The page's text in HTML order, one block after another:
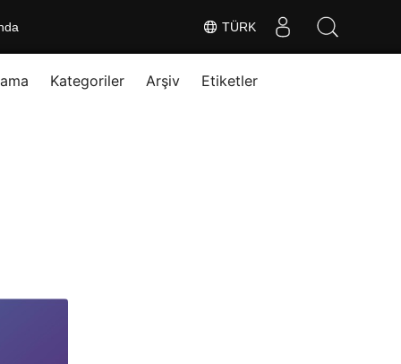
TÜRK
Kategoriler Arşiv Etiketler